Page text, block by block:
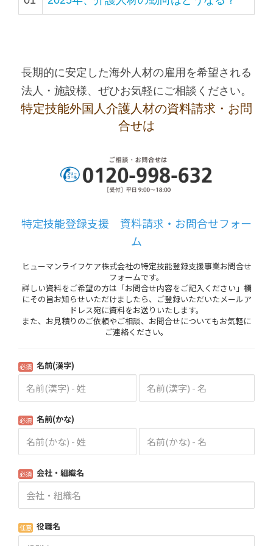
長期的に安定した海外人材の雇用を希望される
法人・施設様、ぜひお気軽にご相談ください。
特定技能外国人介護人材の資料請求・お問
合せは